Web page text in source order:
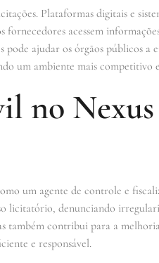
Plataformas digitais e
acessem
ajudar os órgãos públicos a
um ambiente mais competitivo
no
um agente de controle e
licitatório, denunciando
também contribui para a
e responsável.